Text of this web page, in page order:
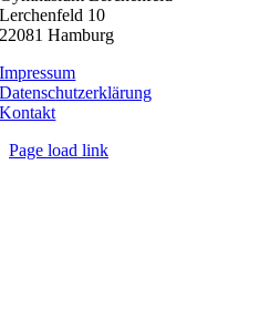
Lerchenfeld 10
22081 Hamburg
Impressum
Datenschutzerklärung
Kontakt
Page load link